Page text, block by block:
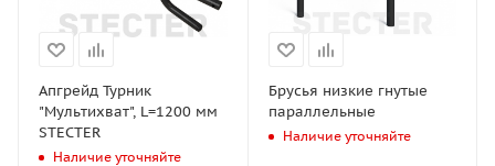
Апгрейд Турник
"Мультихват", L=1200 мм
STECTER
Наличие уточняйте
Брусья низкие гнутые
параллельные
Наличие уточняйте